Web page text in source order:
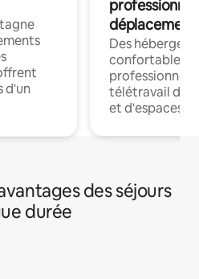
d'un
déplacement
Des
confortables
professionnels
télétravail
et d'espaces
des séjours
durée